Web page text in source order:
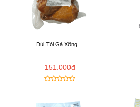
Đùi Tỏi Gà Xông ...
151.000đ